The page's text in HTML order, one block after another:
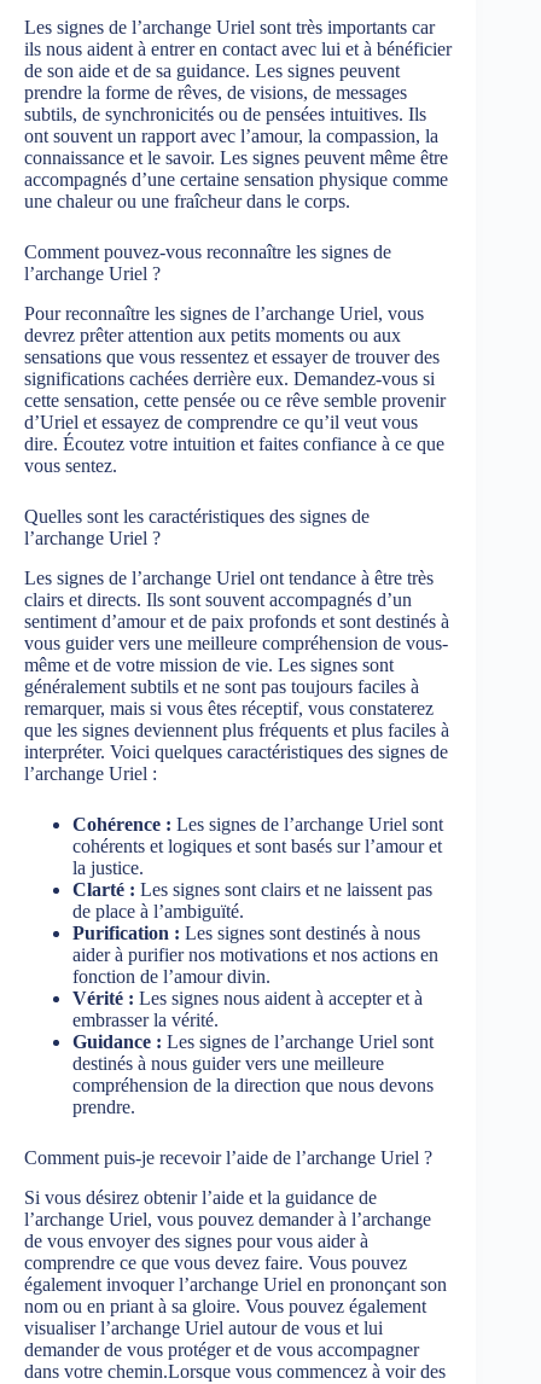
Les signes de l’archange Uriel sont très importants car
ils nous aident à entrer en contact avec lui et à bénéficier
de son aide et de sa guidance. Les signes peuvent
prendre la forme de rêves, de visions, de messages
subtils, de synchronicités ou de pensées intuitives. Ils
ont souvent un rapport avec l’amour, la compassion, la
connaissance et le savoir. Les signes peuvent même être
accompagnés d’une certaine sensation physique comme
une chaleur ou une fraîcheur dans le corps.
Comment pouvez-vous reconnaître les signes de
l’archange Uriel ?
Pour reconnaître les signes de l’archange Uriel, vous
devrez prêter attention aux petits moments ou aux
sensations que vous ressentez et essayer de trouver des
significations cachées derrière eux. Demandez-vous si
cette sensation, cette pensée ou ce rêve semble provenir
d’Uriel et essayez de comprendre ce qu’il veut vous
dire. Écoutez votre intuition et faites confiance à ce que
vous sentez.
Quelles sont les caractéristiques des signes de
l’archange Uriel ?
Les signes de l’archange Uriel ont tendance à être très
clairs et directs. Ils sont souvent accompagnés d’un
sentiment d’amour et de paix profonds et sont destinés à
vous guider vers une meilleure compréhension de vous-
même et de votre mission de vie. Les signes sont
généralement subtils et ne sont pas toujours faciles à
remarquer, mais si vous êtes réceptif, vous constaterez
que les signes deviennent plus fréquents et plus faciles à
interpréter. Voici quelques caractéristiques des signes de
l’archange Uriel :
Cohérence : Les signes de l’archange Uriel sont
cohérents et logiques et sont basés sur l’amour et
la justice.
Clarté : Les signes sont clairs et ne laissent pas
de place à l’ambiguïté.
Purification : Les signes sont destinés à nous
aider à purifier nos motivations et nos actions en
fonction de l’amour divin.
Vérité : Les signes nous aident à accepter et à
embrasser la vérité.
Guidance : Les signes de l’archange Uriel sont
destinés à nous guider vers une meilleure
compréhension de la direction que nous devons
prendre.
Comment puis-je recevoir l’aide de l’archange Uriel ?
Si vous désirez obtenir l’aide et la guidance de
l’archange Uriel, vous pouvez demander à l’archange
de vous envoyer des signes pour vous aider à
comprendre ce que vous devez faire. Vous pouvez
également invoquer l’archange Uriel en prononçant son
nom ou en priant à sa gloire. Vous pouvez également
visualiser l’archange Uriel autour de vous et lui
demander de vous protéger et de vous accompagner
dans votre chemin.Lorsque vous commencez à voir des